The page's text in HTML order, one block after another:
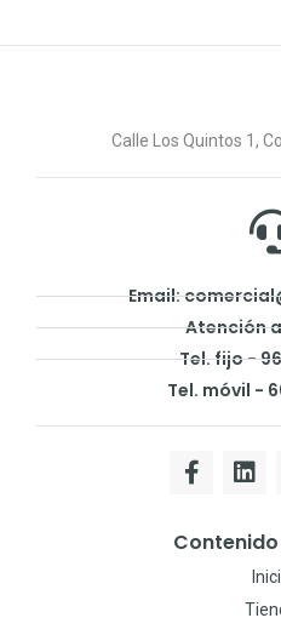
Calle Los Quintos 1,
Email:
Atención
Tel. fijo -
Tel. móvil -